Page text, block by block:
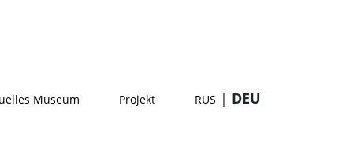
Museum Projekt RUS | DEU